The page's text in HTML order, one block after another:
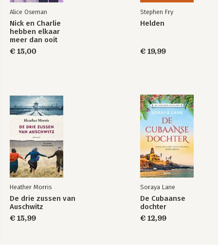
Alice Oseman
Nick en Charlie
hebben elkaar
meer dan ooit
nodig…
€ 15,00
Stephen Fry
Helden
€ 19,99
Heather Morris
De drie zussen van
Auschwitz
€ 15,99
Soraya Lane
De Cubaanse
dochter
€ 12,99